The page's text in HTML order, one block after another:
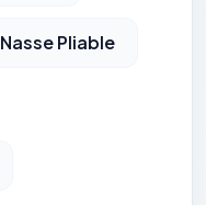
Nasse Pliable